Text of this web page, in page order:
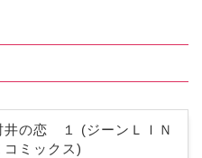
井の恋 １ (ジーンＬＩＮ
コミックス)